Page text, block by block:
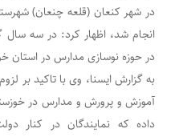
در حوزه نوسازی مدارس در استان
به گزارش ایسنا، وی با تاکید بر
آموزش و پرورش و مدارس در
داده که نمایندگان در کنار